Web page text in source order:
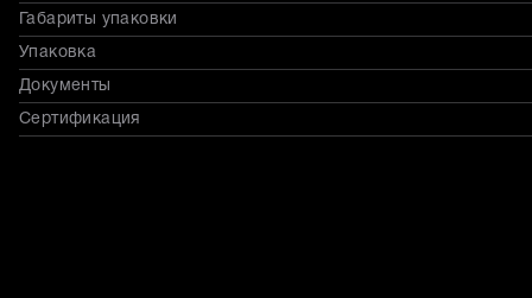
Габариты упаковки
Упаковка
Документы
Сертификация